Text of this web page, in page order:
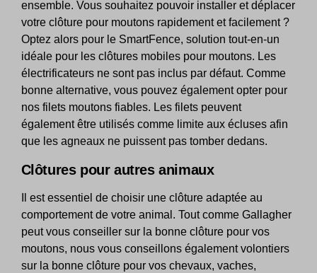
ensemble. Vous souhaitez pouvoir installer et déplacer
votre clôture pour moutons rapidement et facilement ?
Optez alors pour le SmartFence, solution tout-en-un
idéale pour les clôtures mobiles pour moutons. Les
électrificateurs ne sont pas inclus par défaut. Comme
bonne alternative, vous pouvez également opter pour
nos filets moutons fiables. Les filets peuvent
également être utilisés comme limite aux écluses afin
que les agneaux ne puissent pas tomber dedans.
Clôtures pour autres animaux
Il est essentiel de choisir une clôture adaptée au
comportement de votre animal. Tout comme Gallagher
peut vous conseiller sur la bonne clôture pour vos
moutons, nous vous conseillons également volontiers
sur la bonne clôture pour vos chevaux, vaches,